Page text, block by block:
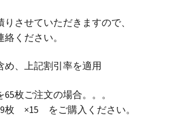
させていただきますので、
ください。
め、上記割引率を適用
枚ご注文の場合。。。
枚 ×15 をご購入ください。